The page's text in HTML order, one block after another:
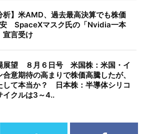
析】米AMD、過去最高決算でも株価
SpaceXマスク氏の「Nvidia一本
宣言受け
展望 ８月６日号 米国株：米国・イ
合意期待の高まりで株価高騰したが、
して本当か？ 日本株：半導体シリコ
イクルは3～4..